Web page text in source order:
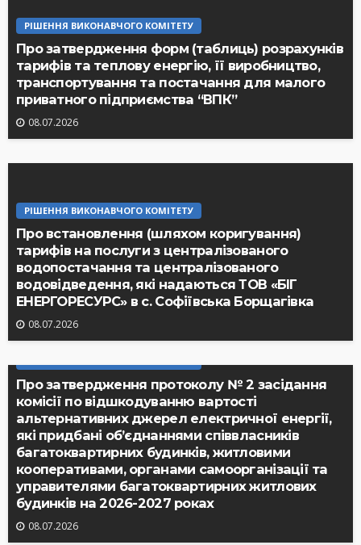
РІШЕННЯ ВИКОНАВЧОГО КОМІТЕТУ
Про затвердження форм (таблиць) розрахунків
тарифів та теплову енергію, її виробництво,
транспортування та постачання для малого
приватного підприємства “ВПК”
08.07.2026
РІШЕННЯ ВИКОНАВЧОГО КОМІТЕТУ
Про встановлення (шляхом коригування)
тарифів на послуги з централізованого
водопостачання та централізованого
водовідведення, які надаються ТОВ «БІГ
ЕНЕРГОРЕСУРС» в с. Софіївська Борщагівка
08.07.2026
Про затвердження протоколу № 2 засідання
комісії по відшкодуванню вартості
альтернативних джерел електричної енергії,
які придбані об’єднаннями співвласників
багатоквартирних будинків, житловими
кооперативами, органами самоорганізації та
управителями багатоквартирних житлових
будинків на 2026-2027 роках
08.07.2026